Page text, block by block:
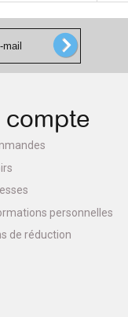
compte
personnelles
de réduction